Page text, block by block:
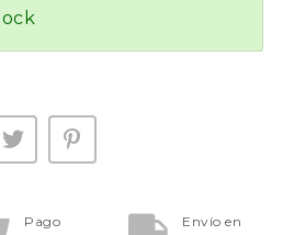
Pago
Envío en